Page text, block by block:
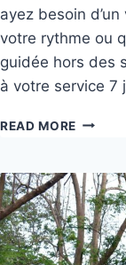
ayez besoin
votre rythme ou
guidée hors des
à votre service 7
READ MORE